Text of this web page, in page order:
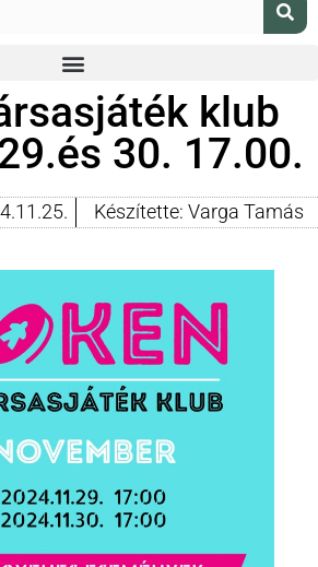
klub
30. 17.00.
Készítette: Varga Tamás